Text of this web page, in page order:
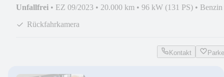
Unfallfrei • EZ 09/2023 • 20.000 km • 96 kW (131 PS) • Benzin
Rückfahrkamera
Kontakt